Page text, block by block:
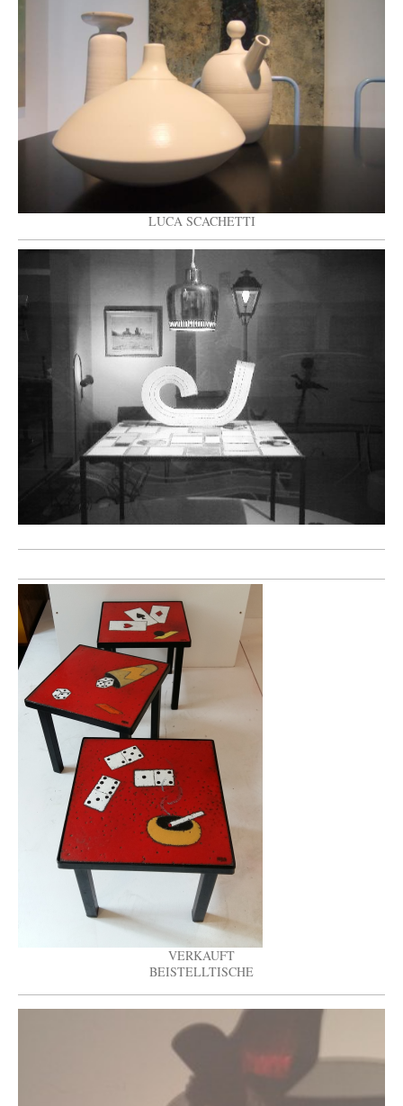
LUCA SCACHETTI
VERKAUFT
BEISTELLTISCHE